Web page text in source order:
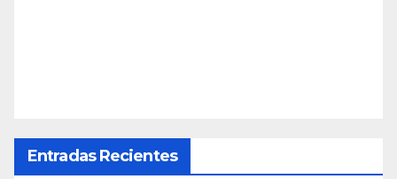
Entradas Recientes